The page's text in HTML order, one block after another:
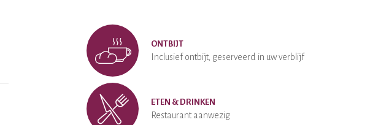
ONTBIJT
Inclusief ontbijt, geserveerd in uw verblijf
ETEN & DRINKEN
Restaurant aanwezig